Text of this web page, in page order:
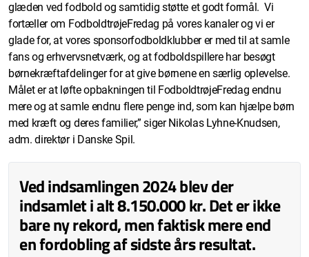
glæden ved fodbold og samtidig støtte et godt formål. Vi
fortæller om FodboldtrøjeFredag på vores kanaler og vi er
glade for, at vores sponsorfodboldklubber er med til at samle
fans og erhvervsnetværk, og at fodboldspillere har besøgt
børnekræftafdelinger for at give børnene en særlig oplevelse.
Målet er at løfte opbakningen til FodboldtrøjeFredag endnu
mere og at samle endnu flere penge ind, som kan hjælpe børn
med kræft og deres familier,” siger Nikolas Lyhne-Knudsen,
adm. direktør i Danske Spil.
Ved indsamlingen 2024 blev der
indsamlet i alt 8.150.000 kr. Det er ikke
bare ny rekord, men faktisk mere end
en fordobling af sidste års resultat.